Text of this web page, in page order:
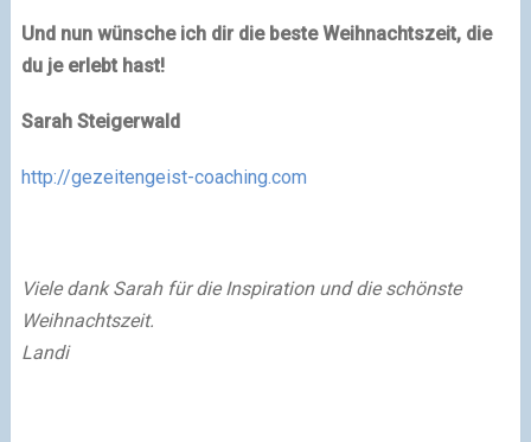
Und nun wünsche ich dir die beste Weihnachtszeit, die
du je erlebt hast!
Sarah Steigerwald
http://gezeitengeist-coaching.com
Viele dank Sarah für die Inspiration und die schönste
Weihnachtszeit.
Landi